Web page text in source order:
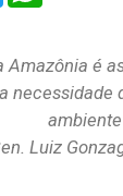
Amazônia é
necessidade
Luiz